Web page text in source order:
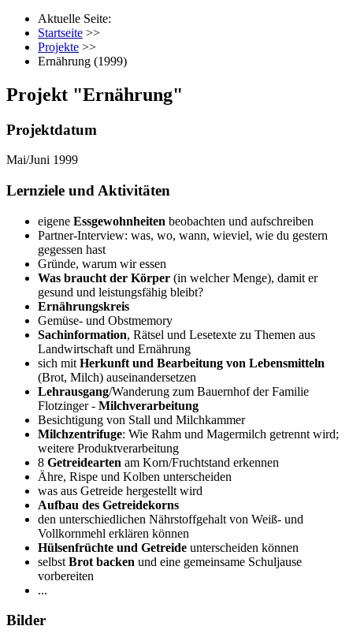
Aktuelle Seite:
Startseite >>
Projekte >>
Ernährung (1999)
Projekt "Ernährung"
Projektdatum
Mai/Juni 1999
Lernziele und Aktivitäten
eigene Essgewohnheiten beobachten und aufschreiben
Partner-Interview: was, wo, wann, wieviel, wie du gestern
gegessen hast
Gründe, warum wir essen
Was braucht der Körper (in welcher Menge), damit er
gesund und leistungsfähig bleibt?
Ernährungskreis
Gemüse- und Obstmemory
Sachinformation, Rätsel und Lesetexte zu Themen aus
Landwirtschaft und Ernährung
sich mit Herkunft und Bearbeitung von Lebensmitteln
(Brot, Milch) auseinandersetzen
Lehrausgang/Wanderung zum Bauernhof der Familie
Flotzinger - Milchverarbeitung
Besichtigung von Stall und Milchkammer
Milchzentrifuge: Wie Rahm und Magermilch getrennt wird;
weitere Produktverarbeitung
8 Getreidearten am Korn/Fruchtstand erkennen
Ähre, Rispe und Kolben unterscheiden
was aus Getreide hergestellt wird
Aufbau des Getreidekorns
den unterschiedlichen Nährstoffgehalt von Weiß- und
Vollkornmehl erklären können
Hülsenfrüchte und Getreide unterscheiden können
selbst Brot backen und eine gemeinsame Schuljause
vorbereiten
...
Bilder